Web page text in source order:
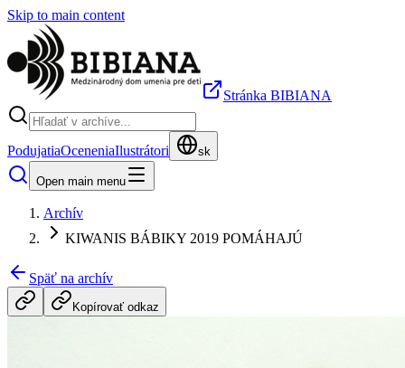
Skip to main content
Stránka BIBIANA
PodujatiaOceneniaIlustrátori sk
Open main menu
Archív
KIWANIS BÁBIKY 2019 POMÁHAJÚ
Späť na archív
Kopírovať odkaz